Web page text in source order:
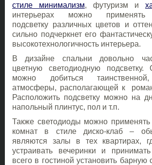
стиле минимализм, футуризм и
интерьерах можно применять
подсветку различных цветов и
сильно подчеркнет его
высокотехнологичность интерьера.
В дизайне спальни довольно
цветную светодиодную
можно добиться
атмосферы, располагающей к
Расположить подсветку можно на
напольный плинтус, пол и т.п.
Также светодиоды можно
комнат в стиле диско-клаб –
являются залы в тех квартирах,
устраивать вечеринки и
всего в гостиной установить барную